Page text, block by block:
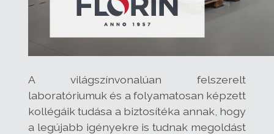
A világszínvonalúan felszerelt
laboratóriumuk és a folyamatosan képzett
kollégáik tudása a biztosítéka annak, hogy
a legújabb igényekre is tudnak megoldást